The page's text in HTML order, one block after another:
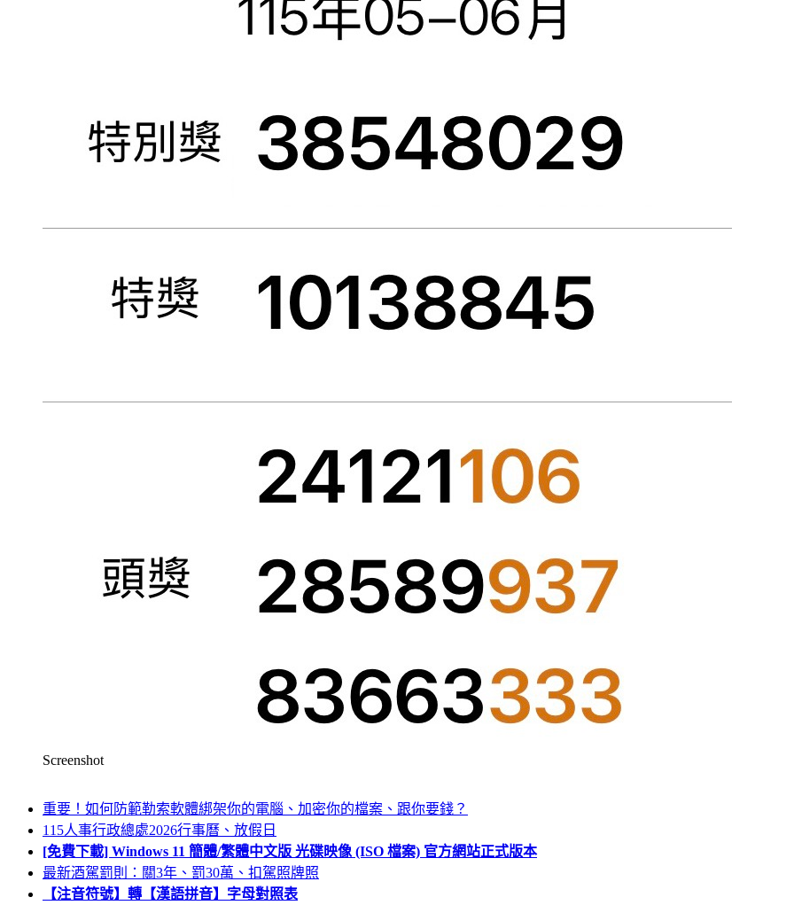
Screenshot
重要！如何防範勒索軟體綁架你的電腦、加密你的檔案、跟你要錢？
115人事行政總處2026行事曆、放假日
[免費下載] Windows 11 簡體/繁體中文版 光碟映像 (ISO 檔案) 官方網站正式版本
最新酒駕罰則：關3年、罰30萬、扣駕照牌照
【注音符號】轉【漢語拼音】字母對照表